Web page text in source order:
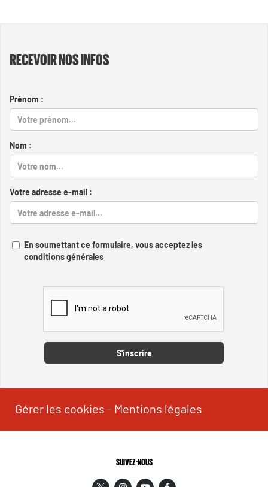
RECEVOIR NOS INFOS
Prénom :
Nom :
Votre adresse e-mail :
En soumettant ce formulaire, vous acceptez les
conditions générales
S'inscrire
Gérer les cookies - Mentions légales
SUIVEZ-NOUS